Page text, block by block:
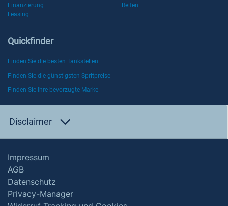
Finanzierung
Reifen
Leasing
Quickfinder
Finden Sie die besten Tankstellen
Finden Sie die günstigsten Spritpreise
Finden Sie Ihre bevorzugte Marke
Disclaimer
Impressum
AGB
Datenschutz
Privacy-Manager